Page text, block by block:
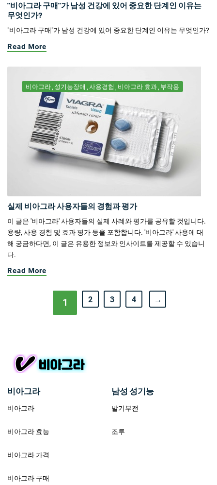
"비아그라 구매"가 남성 건강에 있어 중요한 단계인 이유는
무엇인가?
"비아그라 구매"가 남성 건강에 있어 중요한 단계인 이유는 무엇인가?
Read More
비아그라 성기능장애 사용경험 비아그라 효과 부작용
실제 비아그라 사용자들의 경험과 평가
이 글은 '비아그라' 사용자들의 실제 사례와 평가를 공유할 것입니다.
용량, 사용 경험 및 효과 평가 등을 포함합니다. '비아그라' 사용에 대
해 궁금하다면, 이 글은 유용한 정보와 인사이트를 제공할 수 있습니
다.
Read More
1 2 3 4 →
비아그라
비아그라
비아그라 효능
비아그라 가격
비아그라 구매
남성 성기능
발기부전
조루